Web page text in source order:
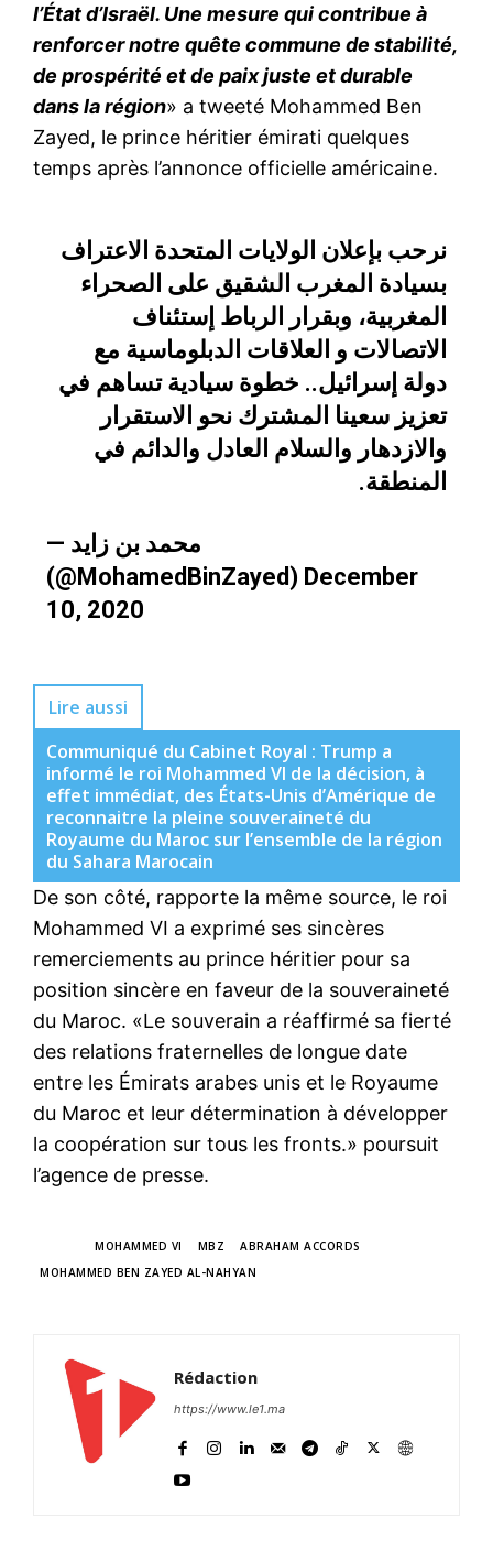
l’État d’Israël. Une mesure qui contribue à
renforcer notre quête commune de stabilité,
de prospérité et de paix juste et durable
dans la région» a tweeté Mohammed Ben
Zayed, le prince héritier émirati quelques
temps après l’annonce officielle américaine.
نرحب بإعلان الولايات المتحدة الاعتراف
بسيادة المغرب الشقيق على الصحراء
المغربية، وبقرار الرباط إستئناف
الاتصالات و العلاقات الدبلوماسية مع
دولة إسرائيل.. خطوة سيادية تساهم في
تعزيز سعينا المشترك نحو الاستقرار
والازدهار والسلام العادل والدائم في
المنطقة.
— محمد بن زايد
(@MohamedBinZayed) December
10, 2020
Lire aussi
Communiqué du Cabinet Royal : Trump a
informé le roi Mohammed VI de la décision, à
effet immédiat, des États-Unis d’Amérique de
reconnaitre la pleine souveraineté du
Royaume du Maroc sur l’ensemble de la région
du Sahara Marocain
De son côté, rapporte la même source, le roi
Mohammed VI a exprimé ses sincères
remerciements au prince héritier pour sa
position sincère en faveur de la souveraineté
du Maroc. «Le souverain a réaffirmé sa fierté
des relations fraternelles de longue date
entre les Émirats arabes unis et le Royaume
du Maroc et leur détermination à développer
la coopération sur tous les fronts.» poursuit
l’agence de presse.
MOHAMMED VI MBZ
ABRAHAM ACCORDS
MOHAMMED BEN ZAYED AL-NAHYAN
Rédaction
https://www.le1.ma